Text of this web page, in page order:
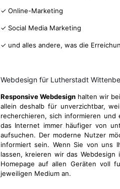
✓ Online-Marketing
✓ Social Media Marketing
✓ und alles andere, was die
Webdesign für Lutherstadt
Responsive Webdesignhalten wir
allein deshalb für unverzichtbar,
recherchieren, sich informieren
das Internet immer häufiger von
aufsuchen. Der moderne Nutzer
informiert sein. Wenn Sie von uns
lassen, kreieren wir das Webdesign
Homepage auf allen Geräten voll
jeweiligen Medium an.